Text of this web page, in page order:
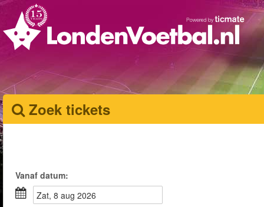
Zoek tickets
Vanaf datum:
zat, 8 aug 2026